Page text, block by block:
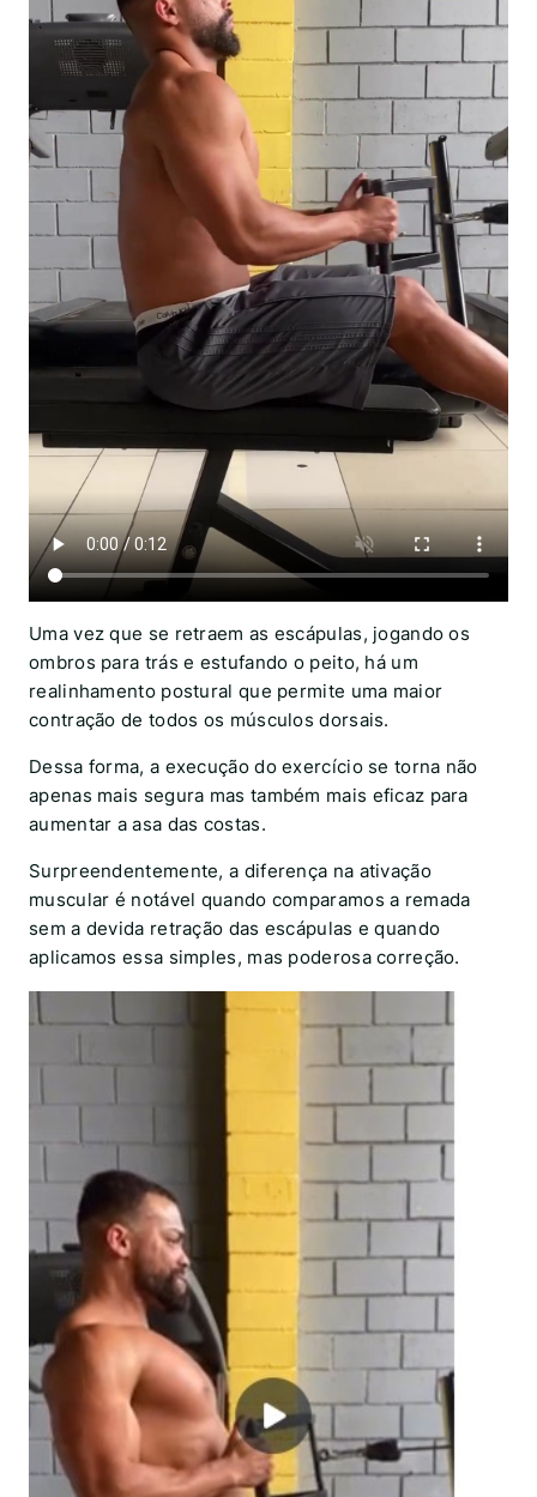
Uma vez que se retraem as escápulas, jogando os
ombros para trás e estufando o peito, há um
realinhamento postural que permite uma maior
contração de todos os músculos dorsais.
Dessa forma, a execução do exercício se torna não
apenas mais segura mas também mais eficaz para
aumentar a asa das costas.
Surpreendentemente, a diferença na ativação
muscular é notável quando comparamos a remada
sem a devida retração das escápulas e quando
aplicamos essa simples, mas poderosa correção.